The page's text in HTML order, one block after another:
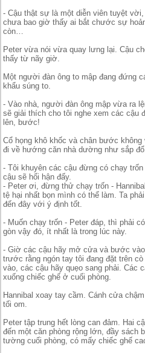
- Cậu thật sự là một diễn viên tuyệt
chưa bao giờ thấy ai bắt chước sự
còn…
Peter vừa nói vừa quay lưng lại. Cậu
thấy từ nãy giờ.
Một người đàn ông to mập đang đứng
khẩu súng to.
- Vào nhà, người đàn ông mập vừa ra
sẽ giải thích cho tôi nghe xem các cậu
lên, bước!
Cổ họng khô khốc và chân bước
đi về hướng căn nhà dường như sắp đổ.
- Tôi khuyên các cậu đừng có chạy
cậu sẽ hối hận đấy.
- Peter ơi, đừng thử chạy trốn -
tệ hại nhất bọn mình có thể làm. Ta
đến đây với ý định tốt.
- Muốn chạy trốn - Peter đáp, thì phải
gòn vậy đó, ít nhất là trong lúc này.
- Giờ các cậu hãy mở cửa và bước
trước rằng ngón tay tôi đang đặt trên
vào, các cậu hãy quẹo sang phải. Các
xuống chiếc ghế ở cuối phòng.
Hannibal xoay tay cầm. Cánh cửa
tối om.
Peter tập trung hết lòng can đảm. Hai
đến một căn phòng rộng lớn, đầy sách
tường cuối phòng, có mấy chiếc ghế